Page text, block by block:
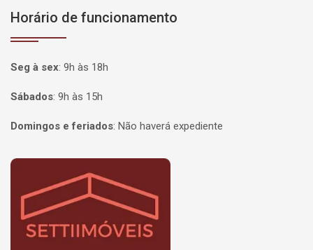
Horário de funcionamento
Seg à sex: 9h às 18h
Sábados: 9h às 15h
Domingos e feriados: Não haverá expediente
Página inicial